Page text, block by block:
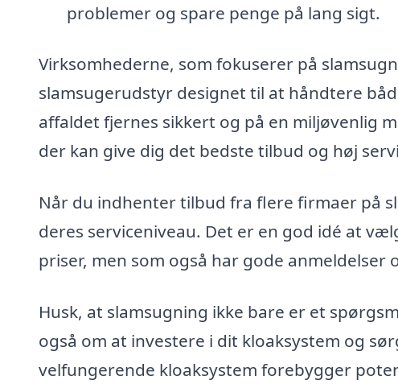
problemer og spare penge på lang sigt.
Virksomhederne, som fokuserer på
slamsugerudstyr designet til at håndtere
affaldet fjernes sikkert og på en miljøvenlig
der kan give dig det bedste tilbud og høj
Når du indhenter tilbud fra flere firmaer på
deres serviceniveau. Det er en god idé at
priser, men som også har gode anmeldelser
Husk, at slamsugning ikke bare er et
også om at investere i dit kloaksystem og
velfungerende kloaksystem forebygger